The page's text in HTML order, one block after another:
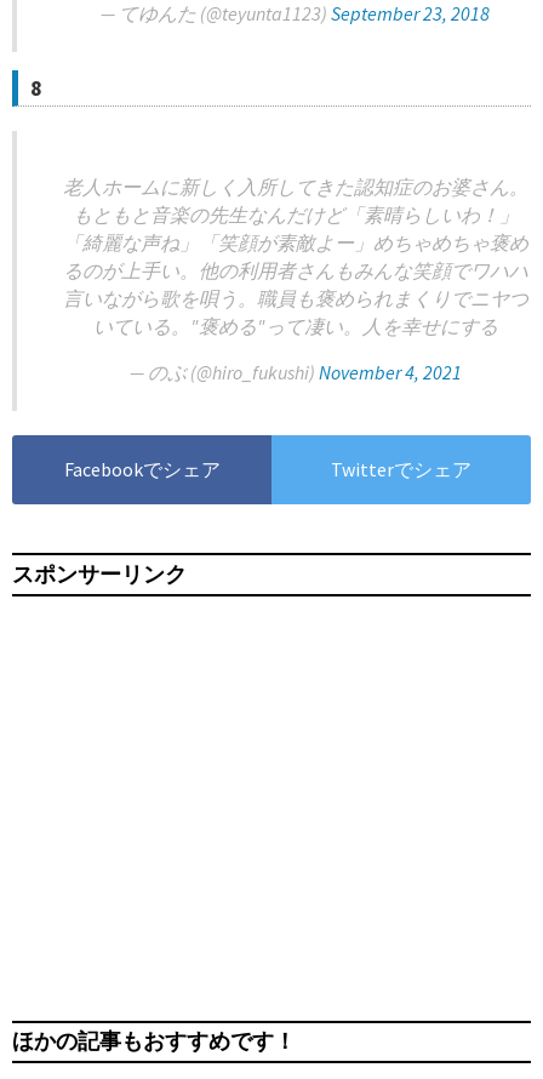
— てゆんた (@teyunta1123) September 23, 2018
8
老人ホームに新しく入所してきた認知症のお婆さん。
もともと音楽の先生なんだけど「素晴らしいわ！」
「綺麗な声ね」「笑顔が素敵よー」めちゃめちゃ褒め
るのが上手い。他の利用者さんもみんな笑顔でワハハ
言いながら歌を唄う。職員も褒められまくりでニヤつ
いている。"褒める"って凄い。人を幸せにする
— のぶ (@hiro_fukushi) November 4, 2021
Facebookでシェア Twitterでシェア
スポンサーリンク
ほかの記事もおすすめです！